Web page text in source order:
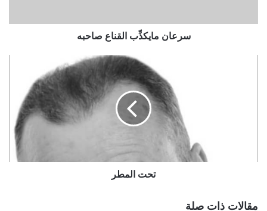
سرعان مايكذِّب القناع صاحبه
تحت المطر
مقالات ذات صلة